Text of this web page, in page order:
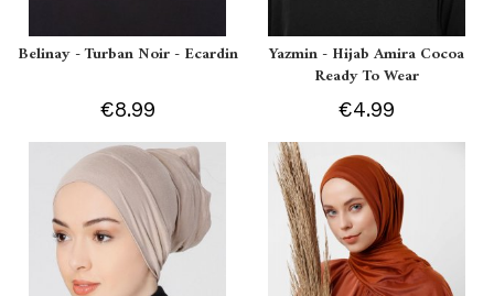
Belinay - Turban Noir - Ecardin
€8.99
Yazmin - Hijab Amira Cocoa
Ready To Wear
€4.99